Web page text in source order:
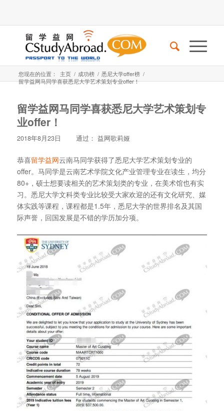
您现在的位置： 主页 / 成功榜 / 悉尼大学offer榜 /
留学益网马同学喜获悉尼大学艺术策划专业offer！
留学益网马同学喜获悉尼大学艺术策划专
业offer！
2018年8月23日 通过： 益网歌莉娅
恭喜留学益网云南马同学获得了悉尼大学艺术策划专业的
offer。马同学是云南艺术学院文化产业管理专业在读生，均分
80+，硕士想要读相关的艺术策划类的专业，在美术馆也有实
习。悉尼大学文科类专业比较受大家欢迎的还有文化研究、媒
体实践等课程，课程都是1.5年，悉尼大学的世界排名及其国
际声誉，回国发展是不错的学历加分项。